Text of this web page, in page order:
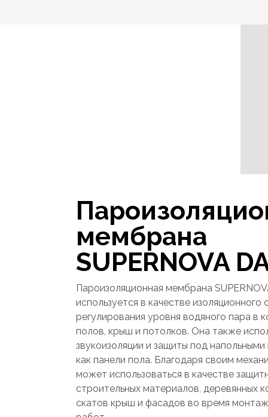
мембрана
SUPERNOVA
Пароизоляционная мембрана
используется в качестве изоляционного
регулирования уровня водяного пара в
полов, крыш и потолков. Она также
звукоизоляции и защиты под
как панели пола. Благодаря своим
может использоваться в качестве
строительных материалов, деревянных
скатов крыш и фасадов во время